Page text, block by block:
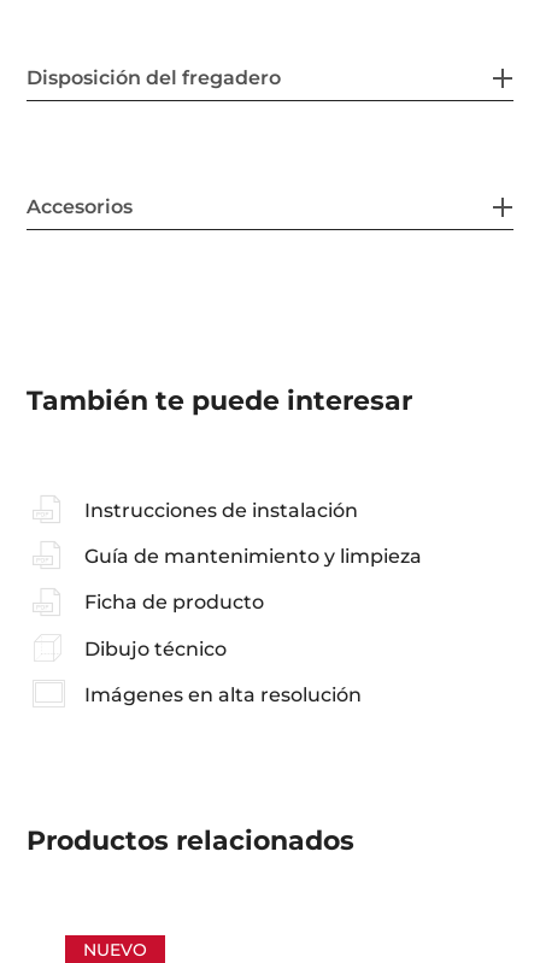
Disposición del fregadero
Accesorios
También te puede interesar
Instrucciones de instalación
Guía de mantenimiento y limpieza
Ficha de producto
Dibujo técnico
Imágenes en alta resolución
Productos relacionados
NUEVO